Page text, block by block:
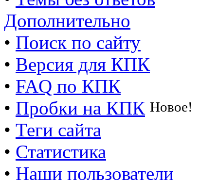
Дополнительно
• Поиск по сайту
• Версия для КПК
• FAQ по КПК
• Пробки на КПК Новое!
• Теги сайта
• Статистика
• Наши пользователи